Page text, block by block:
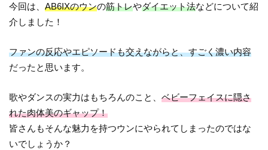
今回は、AB6IXのウンの筋トレやダイエット法などについて紹
介しました！
ファンの反応やエピソードも交えながらと、すごく濃い内容
だったと思います。
歌やダンスの実力はもちろんのこと、ベビーフェイスに隠さ
れた肉体美のギャップ！
皆さんもそんな魅力を持つウンにやられてしまったのではな
いでしょうか？